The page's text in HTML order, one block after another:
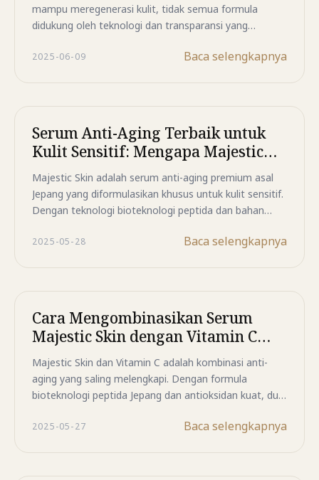
mampu meregenerasi kulit, tidak semua formula
didukung oleh teknologi dan transparansi yang
yang perlu diwaspadai, mulai dari penggunaan istilah
bahan. Pelajari bagaimana mengenali formula
regeneratif yang didukung oleh riset, inovasi peptida
modern, dan standar kualitas yang lebih tinggi untuk
membantu menjaga kesehatan kulit secara optimal.
2025-06-09 Baca selengkapnya
Serum Anti-Aging Terbaik untuk
Kulit Sensitif: Mengapa Majestic
Skin Unggul
Majestic Skin adalah serum anti-aging premium asal
Jepang yang diformulasikan khusus untuk kulit sensitif.
Dengan teknologi bioteknologi peptida dan bahan
penuaan tanpa menyebabkan iritasi.
2025-05-28 Baca selengkapnya
Cara Mengombinasikan Serum
Majestic Skin dengan Vitamin C
untuk Kulit Lebih Cerah dan
Kencang
Majestic Skin dan Vitamin C adalah kombinasi anti-
aging yang saling melengkapi. Dengan formula
bioteknologi peptida Jepang dan antioksidan kuat, duo
secara menyeluruh.
2025-05-27 Baca selengkapnya